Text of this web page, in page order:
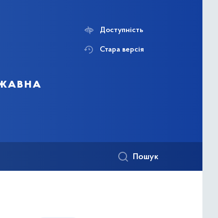
Доступність
Стара версія
Пошук